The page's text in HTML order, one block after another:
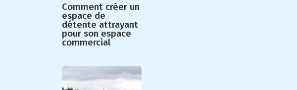
Comment créer un
espace de
détente attrayant
pour son espace
commercial